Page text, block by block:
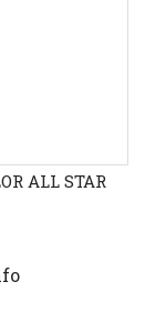
ALL STAR